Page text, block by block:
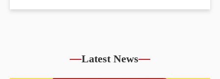
Latest News